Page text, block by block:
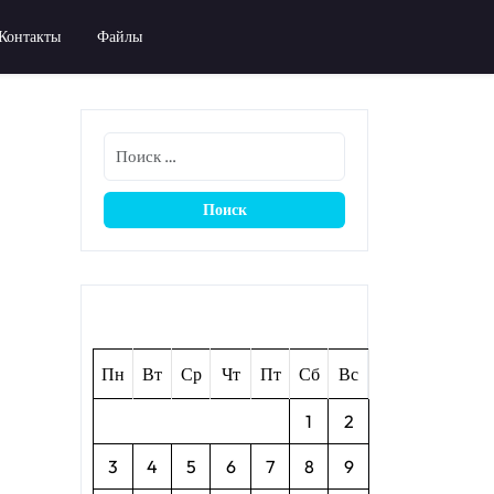
Файлы
Пн Вт Ср Чт Пт Сб Вс
1 2
3 4 5 6 7 8 9